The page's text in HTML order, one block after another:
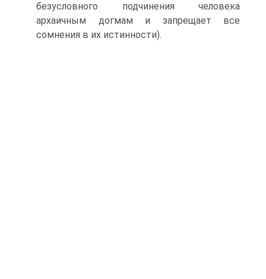
безусловного подчинения человека
архаичным догмам и запрещает все
сомнения в их истинности).